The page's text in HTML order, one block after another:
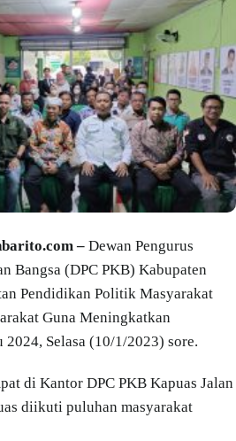
– Dewan Pengurus
Bangsa (DPC PKB) Kabupaten
Pendidikan Politik Masyarakat
Guna Meningkatkan
Selasa (10/1/2023) sore.
di Kantor DPC PKB Kapuas Jalan
diikuti puluhan masyarakat